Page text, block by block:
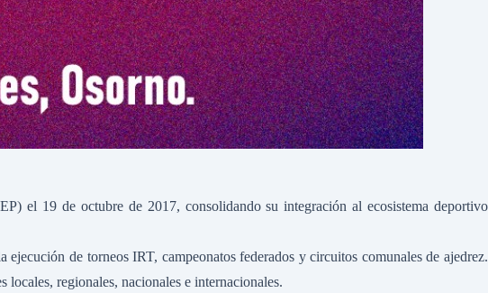
el 19 de octubre de 2017, consolidando su integración al ecosistema deportivo
de torneos IRT, campeonatos federados y circuitos comunales de ajedrez.
regionales, nacionales e internacionales.